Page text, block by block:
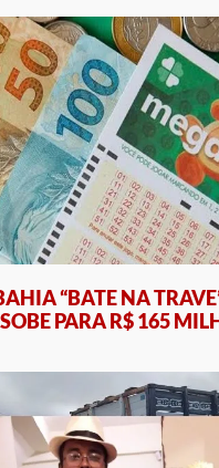
“BATE NA
PARA R$ 165